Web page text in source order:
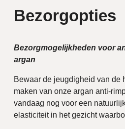
Bezorgopties
Bezorgmogelijkheden voor
argan
Bewaar de jeugdigheid van de
maken van onze argan anti-
vandaag nog voor een
elasticiteit in het gezicht